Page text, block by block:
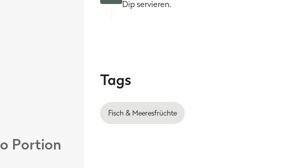
Portion
Dip servieren.
Tags
Fisch & Meeresfrüchte